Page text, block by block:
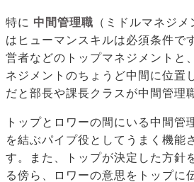
特に 中間管理職 （ミドルマネジ
はヒューマンスキルは必須条件で
営者などのトップマネジメントと
ネジメントのちょうど中間に位置
だと部長や課長クラスが中間管理
トップとロワーの間にいる中間管
を結ぶパイプ役としてうまく機能
す。また、トップが決定した方針
る傍ら、ロワーの意思をトップに